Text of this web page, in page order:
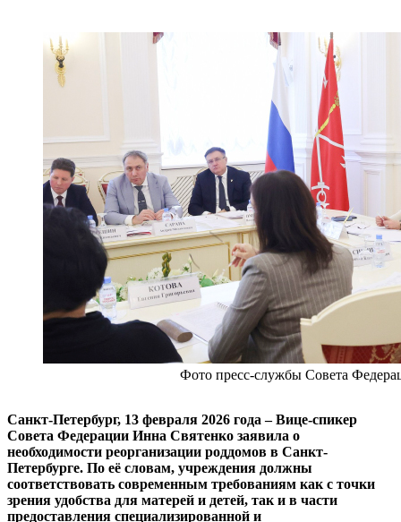
Фото пресс-службы Совета
Санкт-Петербург, 13 февраля 2026 года – Вице-спикер
Совета Федерации Инна Святенко заявила о
необходимости реорганизации роддомов в Санкт-
Петербурге. По её словам, учреждения должны
соответствовать современным требованиям как с точки
зрения удобства для матерей и детей, так и в части
предоставления специализированной и